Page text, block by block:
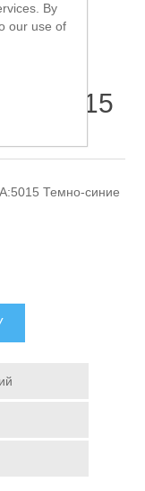
A:5015
Темно-синие
By
our use of